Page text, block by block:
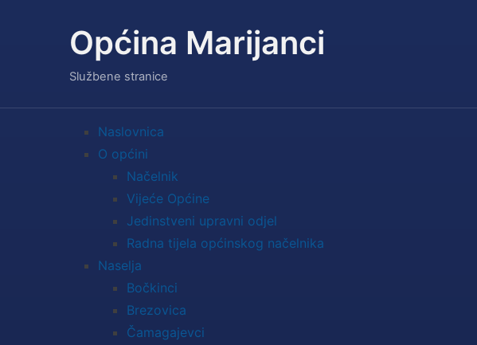
Općina Marijanci
Službene stranice
Naslovnica
O općini
Načelnik
Vijeće Općine
Jedinstveni upravni odjel
Radna tijela općinskog načelnika
Naselja
Bočkinci
Brezovica
Čamagajevci